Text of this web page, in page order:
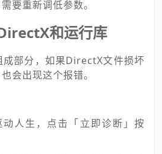
要重新调低参数。
和运行库
部分，如果DirectX文件损坏
会出现这个报错。
人生，点击「立即诊断」按